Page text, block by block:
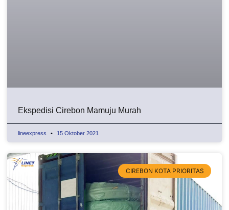
Ekspedisi Cirebon Mamuju Murah
lineexpress 15 Oktober 2021
CIREBON KOTA PRIORITAS